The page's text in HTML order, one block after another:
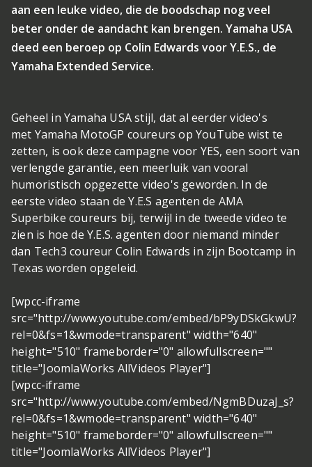
aan een leuke video, die de boodschap nog veel
beter onder de aandacht kan brengen. Yamaha USA
deed een beroep op Colin Edwards voor Y.E.S., de
Yamaha Extended Service.
Geheel in Yamaha USA stijl, dat al eerder video's
met Yamaha MotoGP coureurs op YouTube wist te
zetten, is ook deze campagne voor YES, een soort van
verlengde garantie, een meerluik van vooral
humoristisch opgezette video's geworden. In de
eerste video staan de Y.E.S agenten de AMA
Superbike coureurs bij, terwijl in de tweede video te
zien is hoe de Y.E.S. agenten door niemand minder
dan Tech3 coureur Colin Edwards in zijn Bootcamp in
Texas worden opgeleid.
[wpcc-iframe
src="http://www.youtube.com/embed/bP9yDSkGkwU?
rel=0&fs=1&wmode=transparent" width="640"
height="510" frameborder="0" allowfullscreen=""
title="JoomlaWorks AllVideos Player"]
[wpcc-iframe
src="http://www.youtube.com/embed/NgmBDuzaJ_s?
rel=0&fs=1&wmode=transparent" width="640"
height="510" frameborder="0" allowfullscreen=""
title="JoomlaWorks AllVideos Player"]